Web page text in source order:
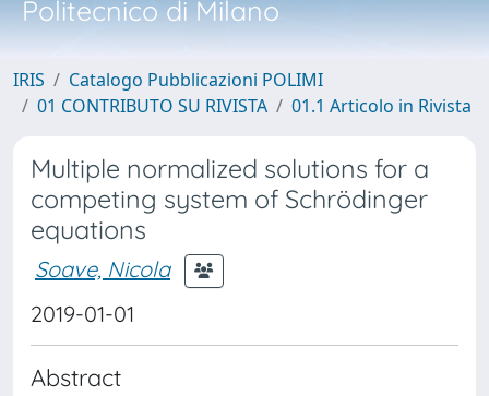
Politecnico di Milano
IRIS
Catalogo Pubblicazioni POLIMI
01 CONTRIBUTO SU RIVISTA
01.1 Articolo in Rivista
Multiple normalized solutions for a
competing system of Schrödinger
equations
Soave, Nicola
2019-01-01
Abstract